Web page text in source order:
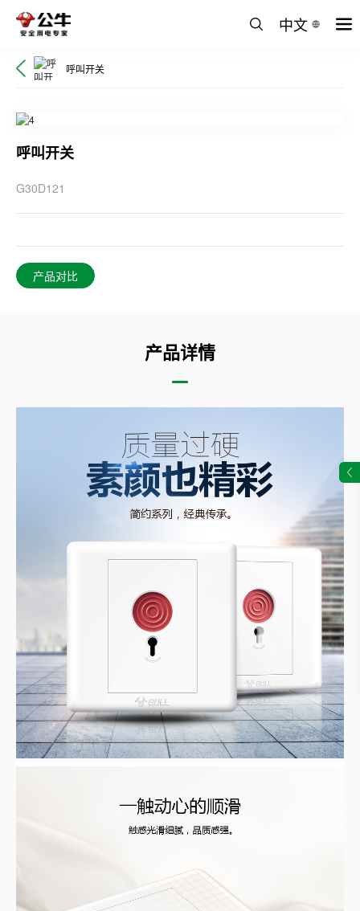
中文
呼叫开关
呼叫开关
G30D121
产品对比
产品详情